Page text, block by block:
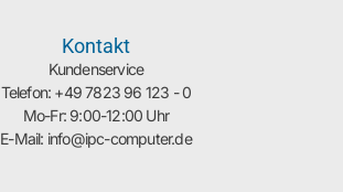
Kontakt
Kundenservice
Telefon: +49 7823 96 123 - 0
Mo-Fr: 9:00-12:00 Uhr
E-Mail: info@ipc-computer.de